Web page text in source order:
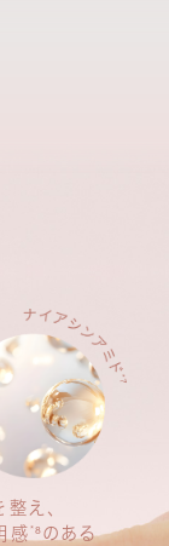
整え、
感*8 のある